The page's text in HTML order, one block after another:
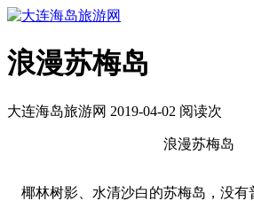
浪漫苏梅岛
大连海岛旅游网 2019-04-02 阅读次
浪漫苏梅岛
椰林树影、水清沙白的苏梅岛，没有